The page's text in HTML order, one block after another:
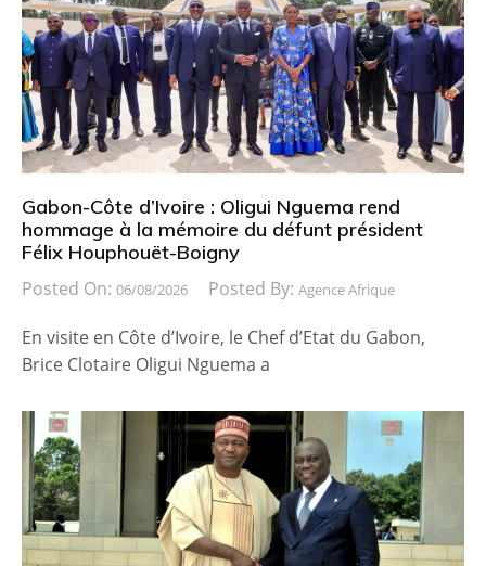
Gabon-Côte d’Ivoire : Oligui Nguema rend
hommage à la mémoire du défunt président
Félix Houphouët-Boigny
Posted On: 06/08/2026 Posted By: Agence Afrique
En visite en Côte d’Ivoire, le Chef d’Etat du Gabon,
Brice Clotaire Oligui Nguema a